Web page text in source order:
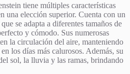
tiene múltiples características
una elección superior. Cuenta con un
se adapta a diferentes tamaños de
y cómodo. Sus numerosas
la circulación del aire, manteniendo
los días más calurosos. Además, su
sol, la lluvia y las ramas, brindando